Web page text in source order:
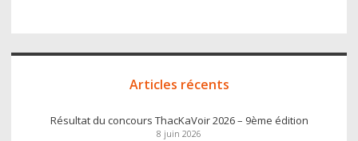
Articles récents
Résultat du concours ThacKaVoir 2026 – 9ème édition
8 juin 2026